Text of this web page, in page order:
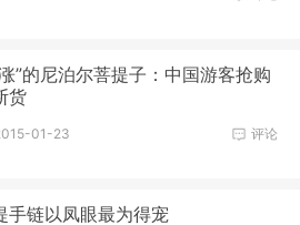
”的尼泊尔菩提子：中国游客抢购
货
评论
01-23
手链以凤眼最为得宠